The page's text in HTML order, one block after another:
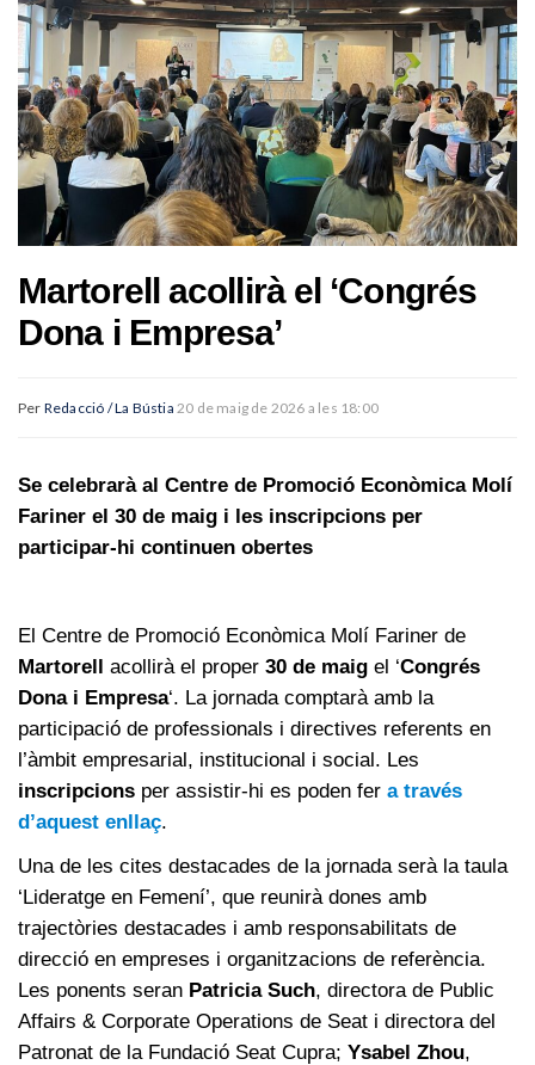
Martorell acollirà el ‘Congrés
Dona i Empresa’
Per Redacció / La Bústia 20 de maig de 2026 a les 18:00
Se celebrarà al Centre de Promoció Econòmica Molí
Fariner el 30 de maig i les inscripcions per
participar-hi continuen obertes
El Centre de Promoció Econòmica Molí Fariner de
Martorell acollirà el proper 30 de maig el ‘Congrés
Dona i Empresa‘. La jornada comptarà amb la
participació de professionals i directives referents en
l’àmbit empresarial, institucional i social. Les
inscripcions per assistir-hi es poden fer a través
d’aquest enllaç.
Una de les cites destacades de la jornada serà la taula
‘Lideratge en Femení’, que reunirà dones amb
trajectòries destacades i amb responsabilitats de
direcció en empreses i organitzacions de referència.
Les ponents seran Patricia Such, directora de Public
Affairs & Corporate Operations de Seat i directora del
Patronat de la Fundació Seat Cupra; Ysabel Zhou,